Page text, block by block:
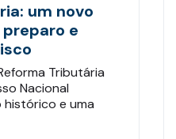
um novo
e
Tributária
Nacional
e uma